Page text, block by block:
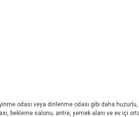
odası veya dinlenme odası gibi daha
bekleme salonu, antre, yemek alanı ve ev içi